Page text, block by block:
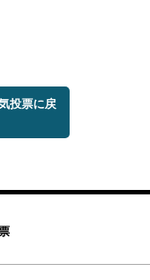
投票に戻